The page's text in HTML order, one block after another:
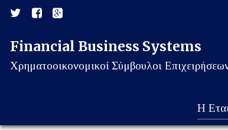
Financial Business Systems
Χρηματοοικονομικοί Σύμβουλοι
Η